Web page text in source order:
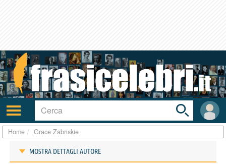
Attiva/disattiva
navigazione
User
area
Toggle
search
bar
Home Grace Zabriskie
MOSTRA DETTAGLI AUTORE